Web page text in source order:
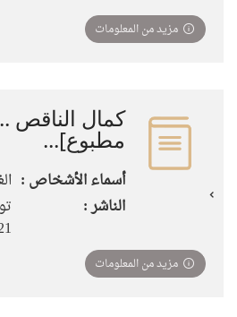
مزيد من المعلومات
كمال الناقص
مطبوع]‏‏‏‏‏‏‏‏‏‏...
أسماء الأشخاص :
الناشر :
مزيد من المعلومات